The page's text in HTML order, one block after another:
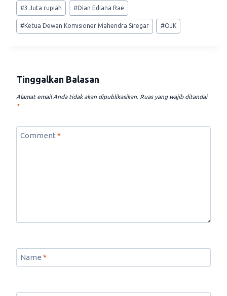
Post
Tags:
#3 Juta rupiah #Dian Ediana Rae
#Ketua Dewan Komisioner Mahendra Siregar #OJK
Tinggalkan Balasan
Alamat email Anda tidak akan dipublikasikan. Ruas yang wajib ditandai
*
Comment *
Name *